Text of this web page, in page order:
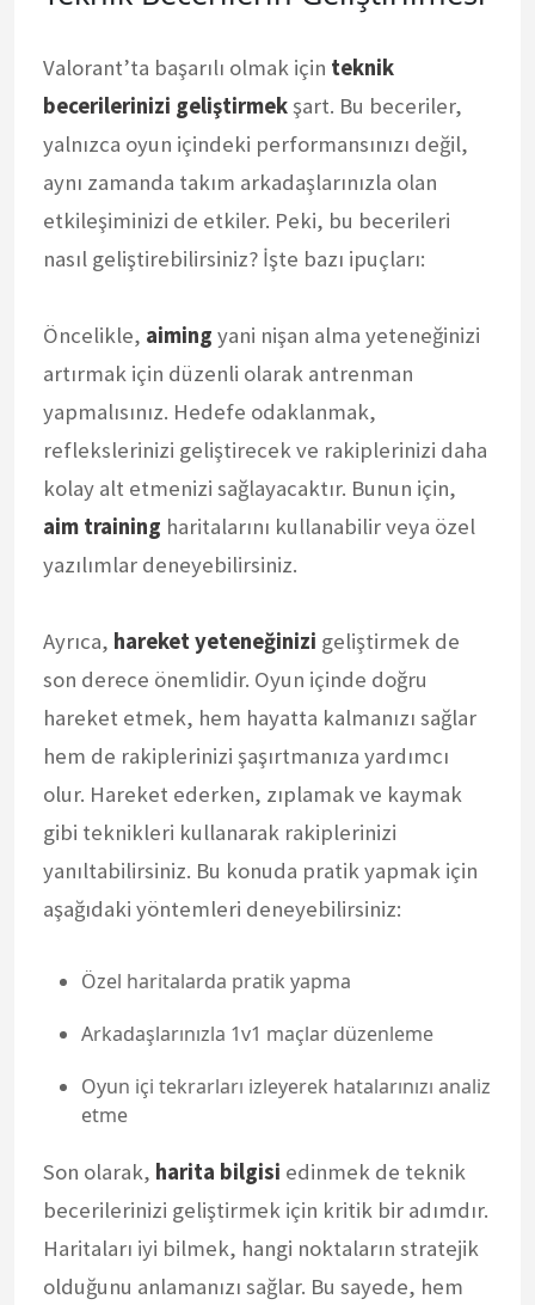
Valorant’ta başarılı olmak için teknik
becerilerinizi geliştirmekşart. Bu beceriler,
yalnızca oyun içindeki performansınızı değil,
aynı zamanda takım arkadaşlarınızla olan
etkileşiminizi de etkiler. Peki, bu becerileri
nasıl geliştirebilirsiniz? İşte bazı ipuçları:
Öncelikle, aiming yani nişan alma yeteneğinizi
artırmak için düzenli olarak antrenman
yapmalısınız. Hedefe odaklanmak,
reflekslerinizi geliştirecek ve rakiplerinizi daha
kolay alt etmenizi sağlayacaktır. Bunun için,
aim training haritalarını kullanabilir veya özel
yazılımlar deneyebilirsiniz.
Ayrıca, hareket yeteneğinizi geliştirmek de
son derece önemlidir. Oyun içinde doğru
hareket etmek, hem hayatta kalmanızı sağlar
hem de rakiplerinizi şaşırtmanıza yardımcı
olur. Hareket ederken, zıplamak ve kaymak
gibi teknikleri kullanarak rakiplerinizi
yanıltabilirsiniz. Bu konuda pratik yapmak için
aşağıdaki yöntemleri deneyebilirsiniz:
Özel haritalarda pratik yapma
Arkadaşlarınızla 1v1 maçlar düzenleme
Oyun içi tekrarları izleyerek hatalarınızı analiz
etme
Son olarak, harita bilgisi edinmek de teknik
becerilerinizi geliştirmek için kritik bir adımdır.
Haritaları iyi bilmek, hangi noktaların stratejik
olduğunu anlamanızı sağlar. Bu sayede, hem